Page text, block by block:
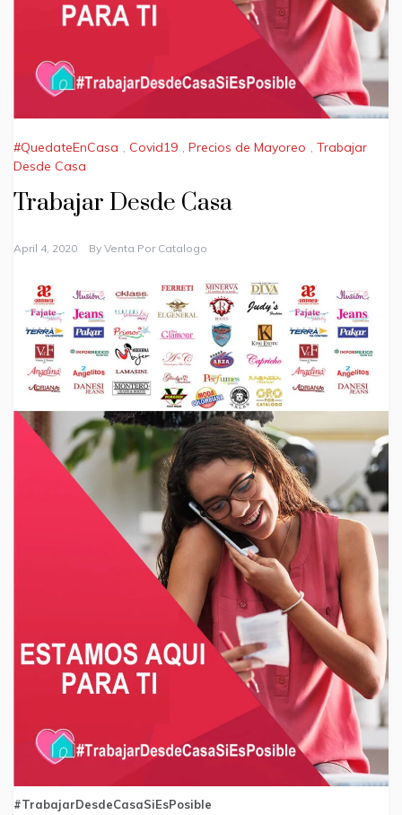
#QuedateEnCasa Covid19 Precios de Mayoreo
Trabajar
Desde Casa
Trabajar Desde Casa
April 4, 2020 By Venta Por Catalogo
#TrabajarDesdeCasaSiEsPosible